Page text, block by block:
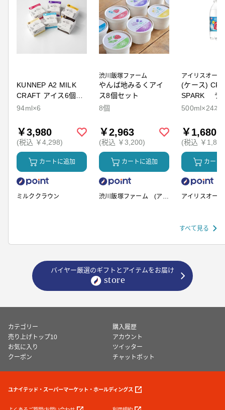
KUNNEP A2 MILK
CRAFT アイス6個セ
ット
94ml×6
￥3,980
(税込 ￥4,298)
カートに追加
ミルククラウン
渋川飯塚ファーム
やんば地みるくアイ
ス8個セット
8個
￥2,963
(税込 ￥3,200)
カートに追加
渋川飯塚ファーム (アイ
アイリスオーヤ
(ケース)
SPARK ラ
500ml×24本
￥1,680
(税込 ￥
カート
アイリスオー
すべて見る
バイヤー厳選のギフトとアイテムをお届け
カテゴリー
購入履歴
売り上げトップ10
アカウント
お気に入り
ツイッター
クーポン
チャットボット
ユナイテッド・スーパーマーケット・ホールディングス